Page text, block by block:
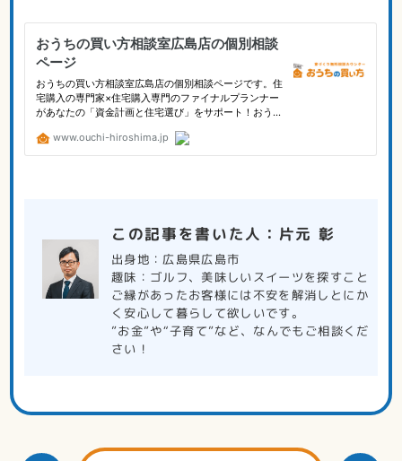
この記事を書いた人：片元 彰
出身地：広島県広島市
趣味：ゴルフ、美味しいスイーツを探すこと
ご縁があったお客様には不安を解消しとにか
く安心して暮らして欲しいです。
”お金”や“子育て”など、なんでもご相談くだ
さい！